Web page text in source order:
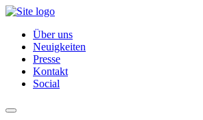
Über uns
Neuigkeiten
Presse
Kontakt
Social